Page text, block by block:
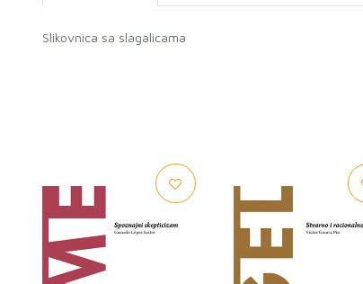
Slikovnica sa slagalicama